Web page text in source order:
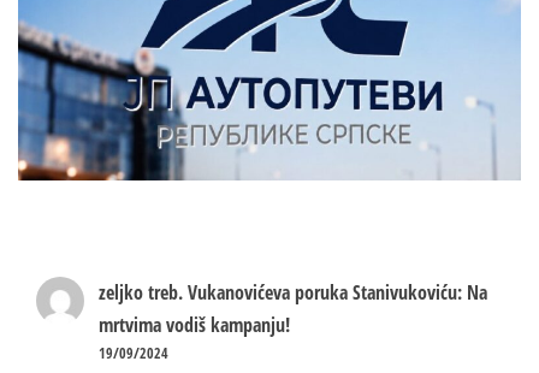
zeljko treb.Vukanovićeva poruka Stanivukoviću: Na
mrtvima vodiš kampanju!
19/09/2024